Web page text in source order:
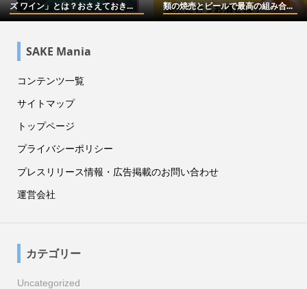
ズ ワイン」とは？おさえておき...
類の焼売とビールで最高の組み合...
SAKE Mania
コンテンツ一覧
サイトマップ
トップページ
プライバシーポリシー
プレスリリース情報・広告掲載のお問い合わせ
運営会社
カテゴリー
Uncategorized